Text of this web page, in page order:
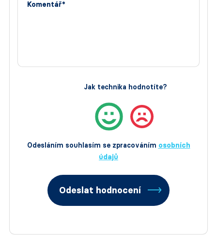
Komentář*
Odesláním souhlasím se zpracováním osobních
údajů
Jak technika hodnotíte?
Odeslat hodnocení